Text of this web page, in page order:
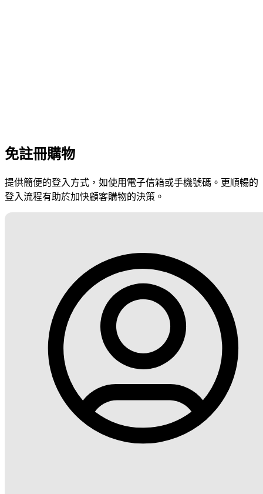
免註冊購物
提供簡便的登入方式，如使用電子信箱或手機號碼。更順暢的
登入流程有助於加快顧客購物的決策。